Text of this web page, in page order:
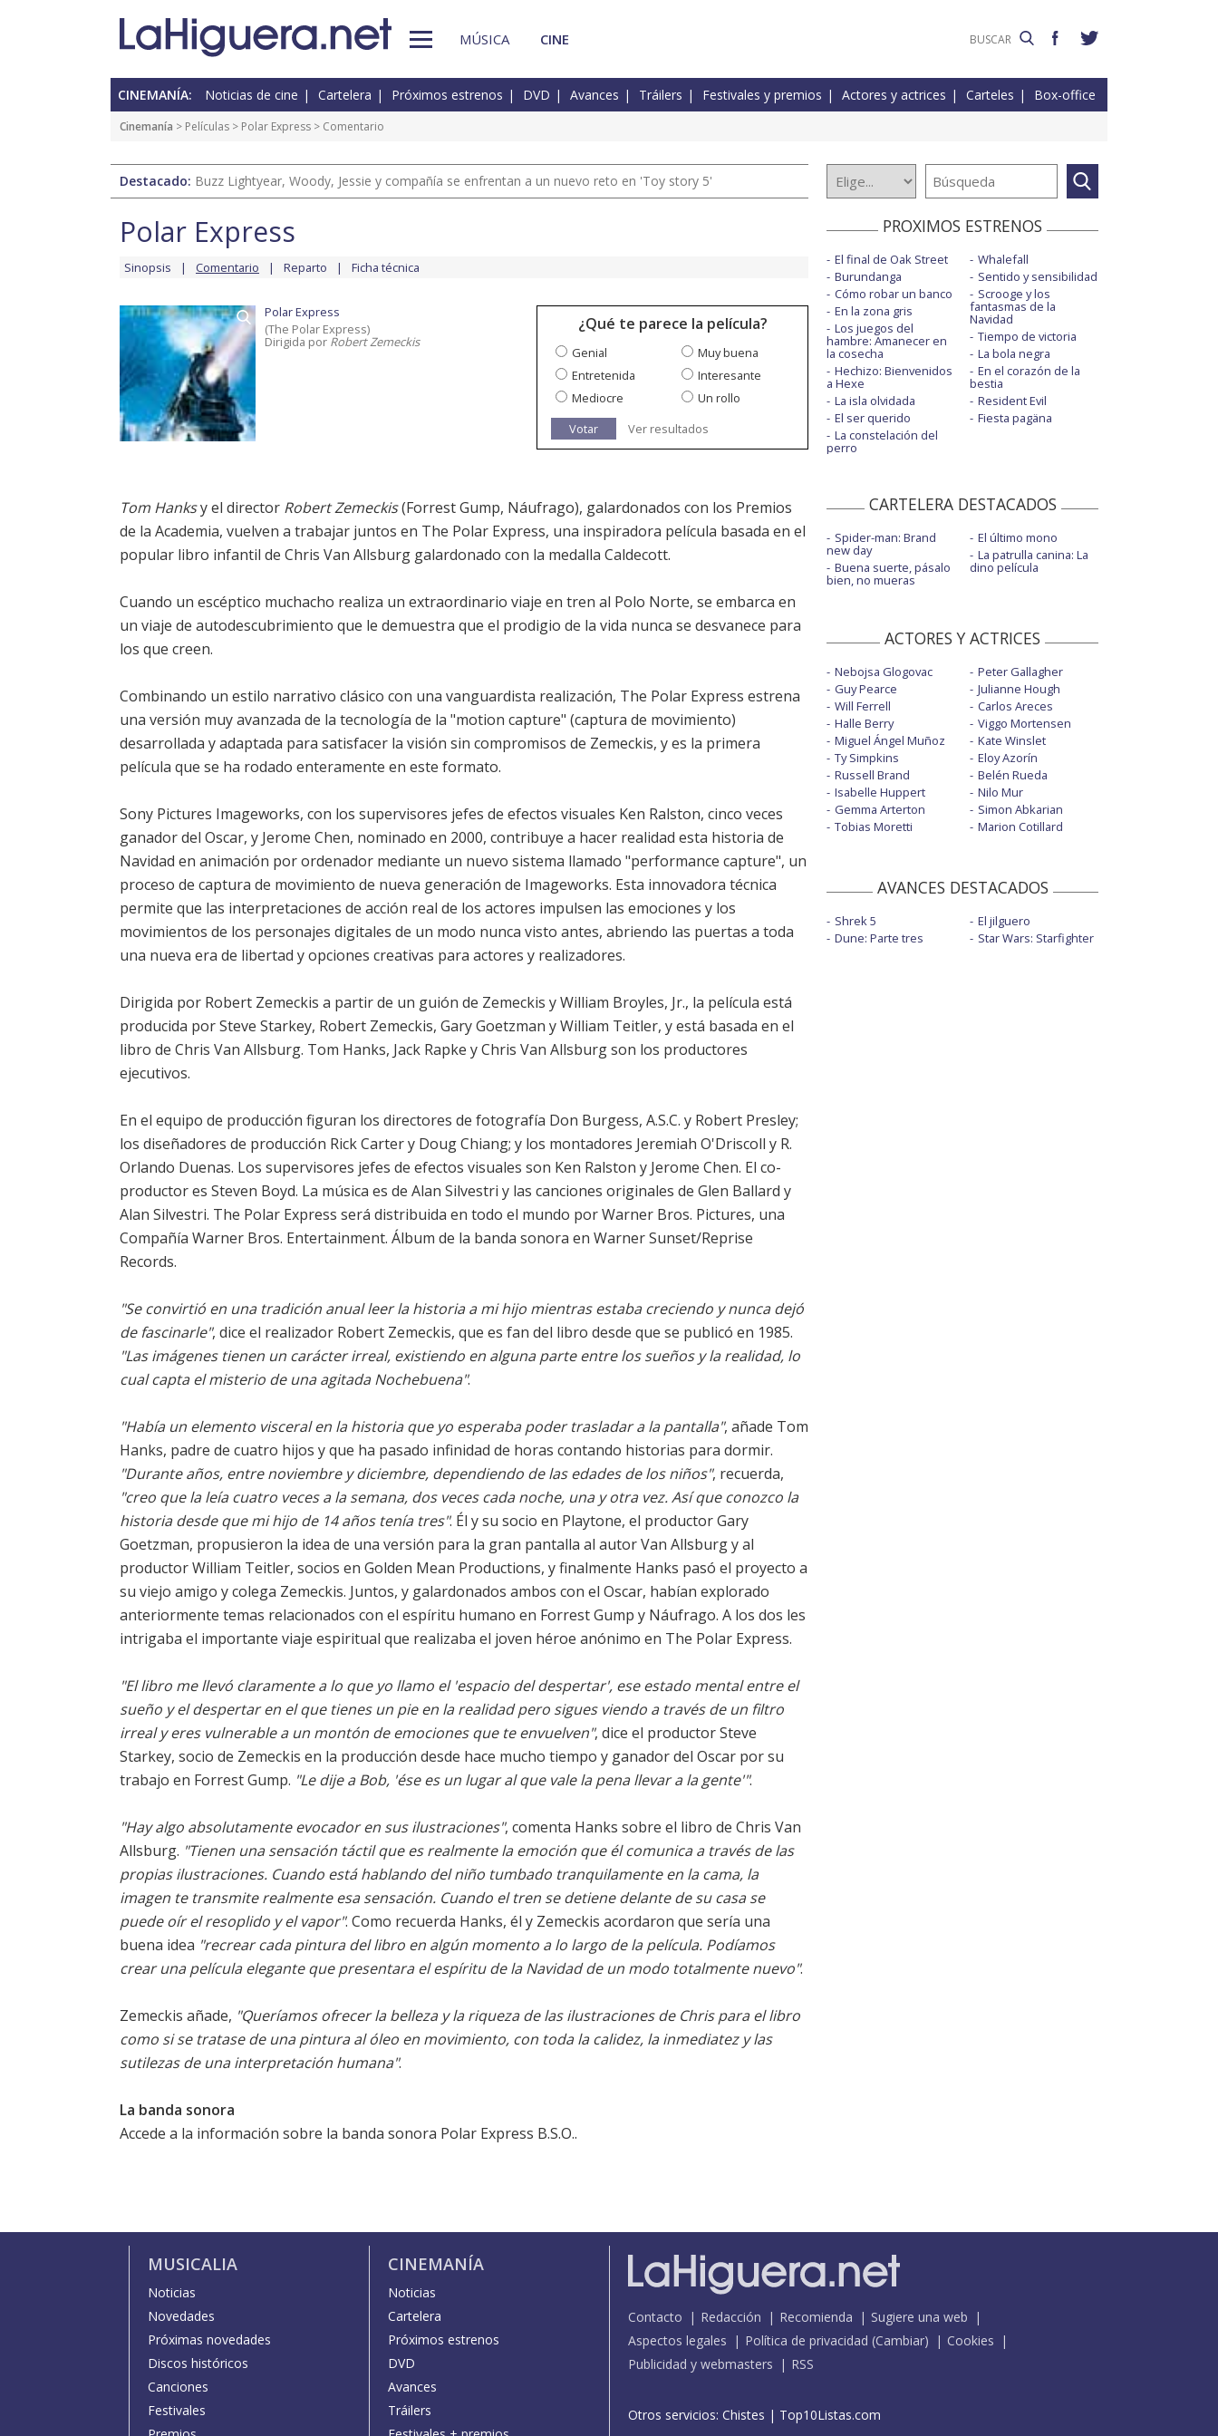
MÚSICA CINE
CINEMANÍA: Noticias de cine Cartelera Próximos estrenos DVD Avances Tráilers Festivales y premios Actores y actrices Carteles Box-office
Cinemanía > Películas > Polar Express > Comentario
Destacado: Buzz Lightyear, Woody, Jessie y compañía se enfrentan a un nuevo reto en 'Toy story 5'
Polar Express
Sinopsis Comentario Reparto Ficha técnica
Polar Express
(The Polar Express)
Dirigida por Robert Zemeckis
¿Qué te parece la película?
Genial
Muy buena
Entretenida
Interesante
Mediocre
Un rollo
Votar
Ver resultados
Tom Hanksy el director Robert Zemeckis(Forrest Gump, Náufrago), galardonados con los Premios
de la Academia, vuelven a trabajar juntos en The Polar Express, una inspiradora película basada en el
popular libro infantil de Chris Van Allsburg galardonado con la medalla Caldecott.
Cuando un escéptico muchacho realiza un extraordinario viaje en tren al Polo Norte, se embarca en
un viaje de autodescubrimiento que le demuestra que el prodigio de la vida nunca se desvanece para
los que creen.
Combinando un estilo narrativo clásico con una vanguardista realización, The Polar Express estrena
una versión muy avanzada de la tecnología de la "motion capture" (captura de movimiento)
desarrollada y adaptada para satisfacer la visión sin compromisos de Zemeckis, y es la primera
película que se ha rodado enteramente en este formato.
Sony Pictures Imageworks, con los supervisores jefes de efectos visuales Ken Ralston, cinco veces
ganador del Oscar, y Jerome Chen, nominado en 2000, contribuye a hacer realidad esta historia de
Navidad en animación por ordenador mediante un nuevo sistema llamado "performance capture", un
proceso de captura de movimiento de nueva generación de Imageworks. Esta innovadora técnica
permite que las interpretaciones de acción real de los actores impulsen las emociones y los
movimientos de los personajes digitales de un modo nunca visto antes, abriendo las puertas a toda
una nueva era de libertad y opciones creativas para actores y realizadores.
Dirigida por Robert Zemeckis a partir de un guión de Zemeckis y William Broyles, Jr., la película está
producida por Steve Starkey, Robert Zemeckis, Gary Goetzman y William Teitler, y está basada en el
libro de Chris Van Allsburg. Tom Hanks, Jack Rapke y Chris Van Allsburg son los productores
ejecutivos.
En el equipo de producción figuran los directores de fotografía Don Burgess, A.S.C. y Robert Presley;
los diseñadores de producción Rick Carter y Doug Chiang; y los montadores Jeremiah O'Driscoll y R.
Orlando Duenas. Los supervisores jefes de efectos visuales son Ken Ralston y Jerome Chen. El co-
productor es Steven Boyd. La música es de Alan Silvestri y las canciones originales de Glen Ballard y
Alan Silvestri. The Polar Express será distribuida en todo el mundo por Warner Bros. Pictures, una
Compañía Warner Bros. Entertainment. Álbum de la banda sonora en Warner Sunset/Reprise
Records.
"Se convirtió en una tradición anual leer la historia a mi hijo mientras estaba creciendo y nunca dejó
de fascinarle", dice el realizador Robert Zemeckis, que es fan del libro desde que se publicó en 1985.
"Las imágenes tienen un carácter irreal, existiendo en alguna parte entre los sueños y la realidad, lo
cual capta el misterio de una agitada Nochebuena".
"Había un elemento visceral en la historia que yo esperaba poder trasladar a la pantalla", añade Tom
Hanks, padre de cuatro hijos y que ha pasado infinidad de horas contando historias para dormir.
"Durante años, entre noviembre y diciembre, dependiendo de las edades de los niños", recuerda,
"creo que la leía cuatro veces a la semana, dos veces cada noche, una y otra vez. Así que conozco la
historia desde que mi hijo de 14 años tenía tres". Él y su socio en Playtone, el productor Gary
Goetzman, propusieron la idea de una versión para la gran pantalla al autor Van Allsburg y al
productor William Teitler, socios en Golden Mean Productions, y finalmente Hanks pasó el proyecto a
su viejo amigo y colega Zemeckis. Juntos, y galardonados ambos con el Oscar, habían explorado
anteriormente temas relacionados con el espíritu humano en Forrest Gump y Náufrago. A los dos les
intrigaba el importante viaje espiritual que realizaba el joven héroe anónimo en The Polar Express.
"El libro me llevó claramente a lo que yo llamo el 'espacio del despertar', ese estado mental entre el
sueño y el despertar en el que tienes un pie en la realidad pero sigues viendo a través de un filtro
irreal y eres vulnerable a un montón de emociones que te envuelven", dice el productor Steve
Starkey, socio de Zemeckis en la producción desde hace mucho tiempo y ganador del Oscar por su
trabajo en Forrest Gump. "Le dije a Bob, 'ése es un lugar al que vale la pena llevar a la gente'".
"Hay algo absolutamente evocador en sus ilustraciones", comenta Hanks sobre el libro de Chris Van
Allsburg. "Tienen una sensación táctil que es realmente la emoción que él comunica a través de las
propias ilustraciones. Cuando está hablando del niño tumbado tranquilamente en la cama, la
imagen te transmite realmente esa sensación. Cuando el tren se detiene delante de su casa se
puede oír el resoplido y el vapor". Como recuerda Hanks, él y Zemeckis acordaron que sería una
buena idea "recrear cada pintura del libro en algún momento a lo largo de la película. Podíamos
crear una película elegante que presentara el espíritu de la Navidad de un modo totalmente nuevo".
Zemeckis añade, "Queríamos ofrecer la belleza y la riqueza de las ilustraciones de Chris para el libro
como si se tratase de una pintura al óleo en movimiento, con toda la calidez, la inmediatez y las
sutilezas de una interpretación humana".
La banda sonora
Accede a la información sobre la banda sonora Polar Express B.S.O..
PROXIMOS ESTRENOS
El final de Oak Street
Burundanga
Cómo robar un banco
En la zona gris
Los juegos del
hambre: Amanecer en
la cosecha
Hechizo: Bienvenidos
a Hexe
La isla olvidada
El ser querido
La constelación del
perro
Whalefall
Sentido y sensibilidad
Scrooge y los
fantasmas de la
Navidad
Tiempo de victoria
La bola negra
En el corazón de la
bestia
Resident Evil
Fiesta pagäna
CARTELERA DESTACADOS
Spider-man: Brand
new day
Buena suerte, pásalo
bien, no mueras
El último mono
La patrulla canina: La
dino película
ACTORES Y ACTRICES
Nebojsa Glogovac
Guy Pearce
Will Ferrell
Halle Berry
Miguel Ángel Muñoz
Ty Simpkins
Russell Brand
Isabelle Huppert
Gemma Arterton
Tobias Moretti
Peter Gallagher
Julianne Hough
Carlos Areces
Viggo Mortensen
Kate Winslet
Eloy Azorín
Belén Rueda
Nilo Mur
Simon Abkarian
Marion Cotillard
AVANCES DESTACADOS
Shrek 5
Dune: Parte tres
El jilguero
Star Wars: Starfighter
MUSICALIA
Noticias
Novedades
Próximas novedades
Discos históricos
Canciones
Festivales
CINEMANÍA
Noticias
Cartelera
Próximos estrenos
DVD
Avances
Tráilers
Contacto Redacción Recomienda
Sugiere una web
Aspectos legales
Política de privacidad (Cambiar)
Cookies
Publicidad y webmasters
RSS
Otros servicios: Chistes | Top10Listas.com